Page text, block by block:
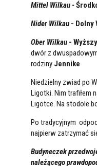
Mittel Wilkau -
Nider Wilkau - Dolny
Ober Wilkau -
dwór z
rodziny Jennike
Niedzielny zwiad po
Ligotki. Nim trafiłem
Ligotce. Na stodole
Po tradycyjnym
najpierw zatrzymać
Budyneczek
należącego